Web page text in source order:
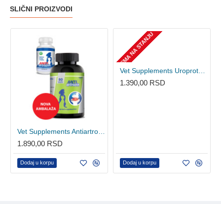
SLIČNI PROIZVODI
1.890,00 RSD
Dodaj u korpu
NEMA NA STANJU
1.390,00 RSD
Dodaj u korpu